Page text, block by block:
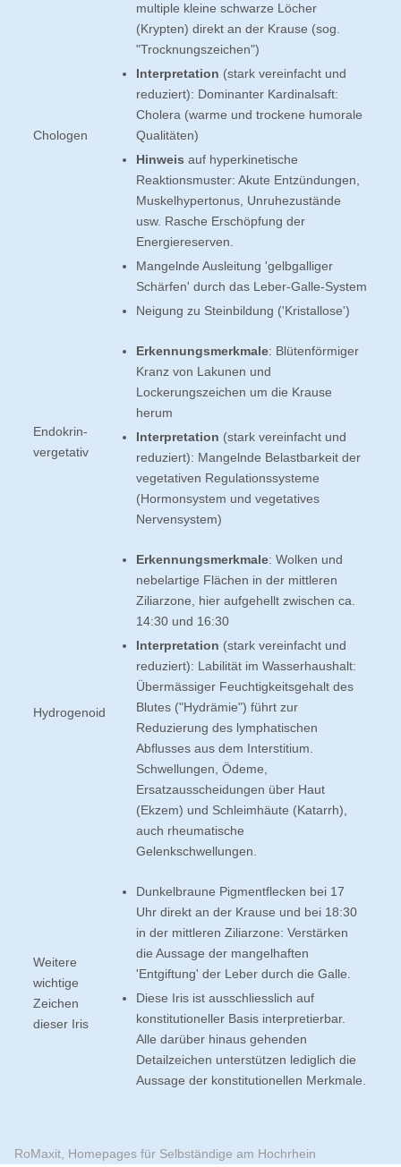
Chologen
multiple kleine schwarze Löcher
(Krypten) direkt an der Krause (sog.
"Trocknungszeichen")
Interpretation (stark vereinfacht und
reduziert): Dominanter Kardinalsaft:
Cholera (warme und trockene humorale
Qualitäten)
Hinweis auf hyperkinetische
Reaktionsmuster: Akute Entzündungen,
Muskelhypertonus, Unruhezustände
usw. Rasche Erschöpfung der
Energiereserven.
Mangelnde Ausleitung 'gelbgalliger
Schärfen' durch das Leber-Galle-System
Neigung zu Steinbildung ('Kristallose')
Endokrin-
vergetativ
Erkennungsmerkmale: Blütenförmiger
Kranz von Lakunen und
Lockerungszeichen um die Krause
herum
Interpretation (stark vereinfacht und
reduziert): Mangelnde Belastbarkeit der
vegetativen Regulationssysteme
(Hormonsystem und vegetatives
Nervensystem)
Hydrogenoid
Erkennungsmerkmale: Wolken und
nebelartige Flächen in der mittleren
Ziliarzone, hier aufgehellt zwischen ca.
14:30 und 16:30
Interpretation (stark vereinfacht und
reduziert): Labilität im Wasserhaushalt:
Übermässiger Feuchtigkeitsgehalt des
Blutes ("Hydrämie") führt zur
Reduzierung des lymphatischen
Abflusses aus dem Interstitium.
Schwellungen, Ödeme,
Ersatzausscheidungen über Haut
(Ekzem) und Schleimhäute (Katarrh),
auch rheumatische
Gelenkschwellungen.
Weitere
wichtige
Zeichen
dieser Iris
Dunkelbraune Pigmentflecken bei 17
Uhr direkt an der Krause und bei 18:30
in der mittleren Ziliarzone: Verstärken
die Aussage der mangelhaften
'Entgiftung' der Leber durch die Galle.
Diese Iris ist ausschliesslich auf
konstitutioneller Basis interpretierbar.
Alle darüber hinaus gehenden
Detailzeichen unterstützen lediglich die
Aussage der konstitutionellen Merkmale.
RoMaxit, Homepages für Selbständige am Hochrhein